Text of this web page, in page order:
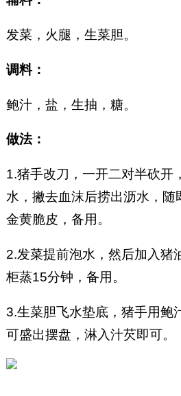
发菜，火腿，生菜胆。
调料：
鲍汁，盐，生抽，糖。
做法：
1.猪手改刀，一开二对半砍开
水，撇去血沫后捞出沥水，随
金黄脆皮，备用。
2.发菜提前泡水，然后加入猪
柜蒸15分钟，备用。
3.生菜胆飞水垫底，猪手用鲍
可盛出摆盘，淋入汁芡即可。